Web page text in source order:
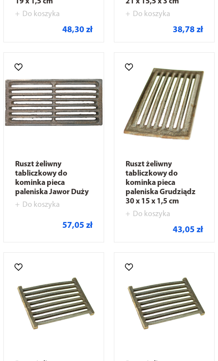
Do koszyka
48,30 zł
Do koszyka
38,78 zł
Ruszt żeliwny
tabliczkowy do
kominka pieca
paleniska Jawor Duży
Do koszyka
57,05 zł
Ruszt żeliwny
tabliczkowy do
kominka pieca
paleniska Grudziądz
30 x 15 x 1,5 cm
Do koszyka
43,05 zł